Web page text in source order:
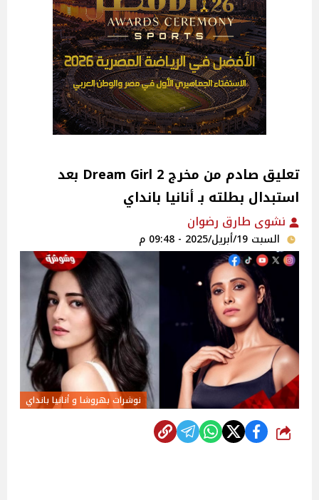
تعليق صادم من مخرج Dream Girl 2 بعد
استبدال بطلته بـ أنانيا بانداي
نشوى طارق رضوان
السبت 19/أبريل/2025 - 09:48 م
نوشرات بهروشا و أنانيا بانداي
شارك